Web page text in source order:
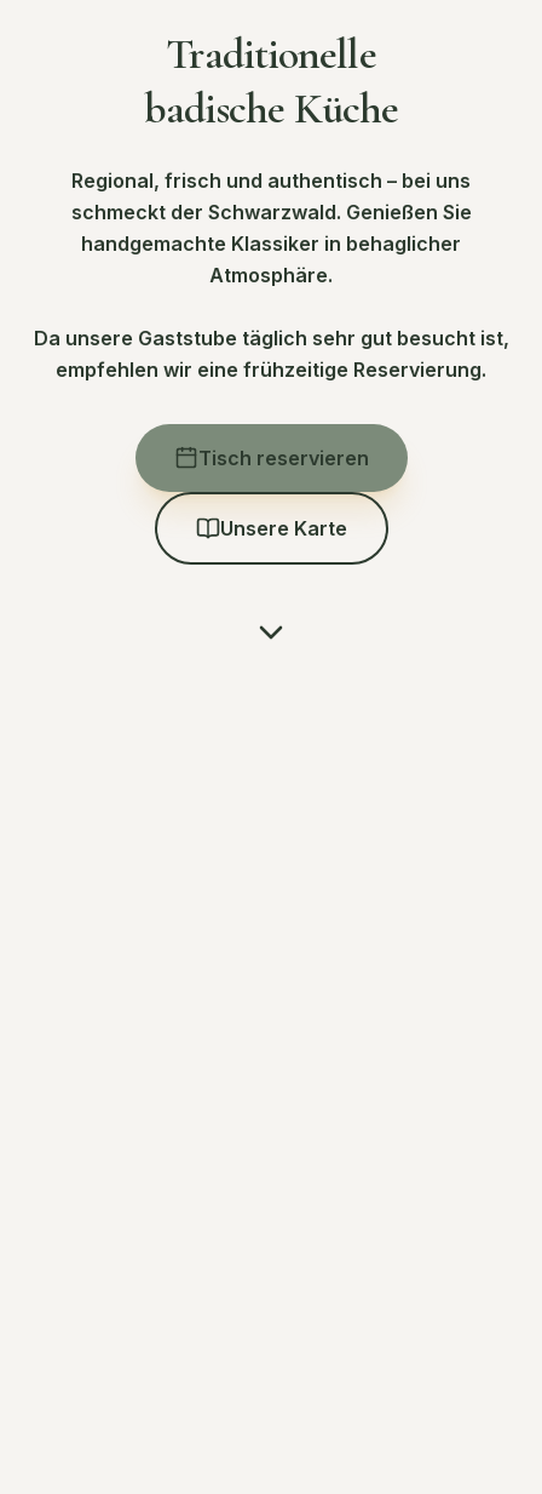
Traditionelle
badische Küche
Regional, frisch und authentisch – bei uns
schmeckt der Schwarzwald. Genießen Sie
handgemachte Klassiker in behaglicher
Atmosphäre.
Da unsere Gaststube täglich sehr gut besucht ist,
empfehlen wir eine frühzeitige Reservierung.
Tisch reservieren
Unsere Karte